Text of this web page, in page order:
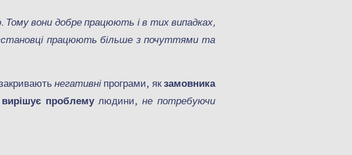
Тому вони добре працюють і в тих випадках,
працюють більше з почуттями та
негативніпрограми, якзамовника
вирішує проблемулюдини,не потребуючи